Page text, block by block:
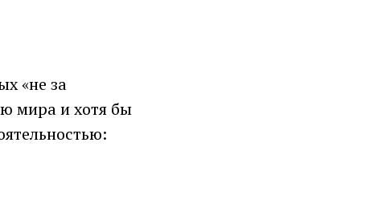
«не за
мира и хотя бы